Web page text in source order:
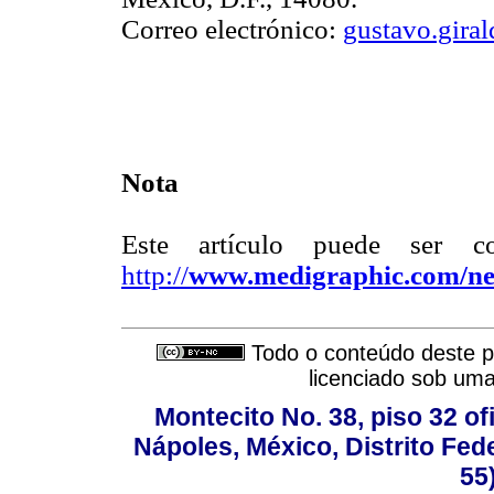
Correo electrónico:
Nota
Este artículo puede ser
http://www.medigraphic.com/
Todo o conteúdo deste
licenciado sob
Montecito No. 38, piso 32
Nápoles, México, Distrito